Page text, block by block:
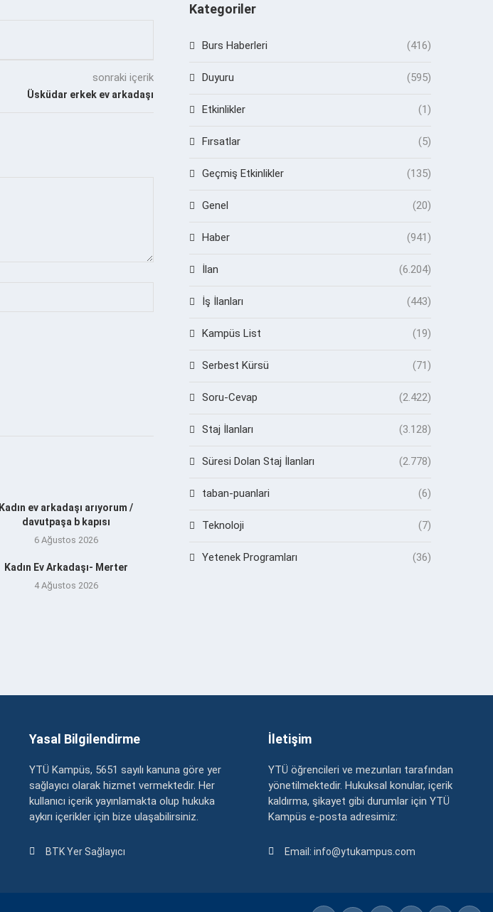
sonraki içerik
Üsküdar erkek ev arkadaşı
Kadın ev arkadaşı arıyorum /
davutpaşa b kapısı
6 Ağustos 2026
Kadın Ev Arkadaşı- Merter
4 Ağustos 2026
Kategoriler
Burs Haberleri (416)
Duyuru (595)
Etkinlikler (1)
Fırsatlar (5)
Geçmiş Etkinlikler (135)
Genel (20)
Haber (941)
İlan (6.204)
İş İlanları (443)
Kampüs List (19)
Serbest Kürsü (71)
Soru-Cevap (2.422)
Staj İlanları (3.128)
Süresi Dolan Staj İlanları (2.778)
taban-puanlari (6)
Teknoloji (7)
Yetenek Programları (36)
Yasal Bilgilendirme
YTÜ Kampüs, 5651 sayılı kanuna göre yer
sağlayıcı olarak hizmet vermektedir. Her
kullanıcı içerik yayınlamakta olup hukuka
aykırı içerikler için bize ulaşabilirsiniz.
BTK Yer Sağlayıcı
İletişim
YTÜ öğrencileri ve mezunları tarafından
yönetilmektedir. Hukuksal konular, içerik
kaldırma, şikayet gibi durumlar için YTÜ
Kampüs e-posta adresimiz:
Email: info@ytukampus.com